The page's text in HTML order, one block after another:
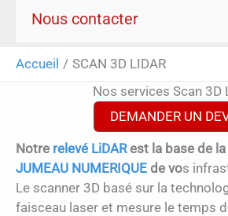
Nous contacter
Accueil
SCAN 3D LIDAR
Nos services Scan 3D
DEMANDER UN
Notre relevé LiDARest la base de la
JUMEAU NUMERIQUE de vos
Le scanner 3D basé sur la
faisceau laser et mesure le temps